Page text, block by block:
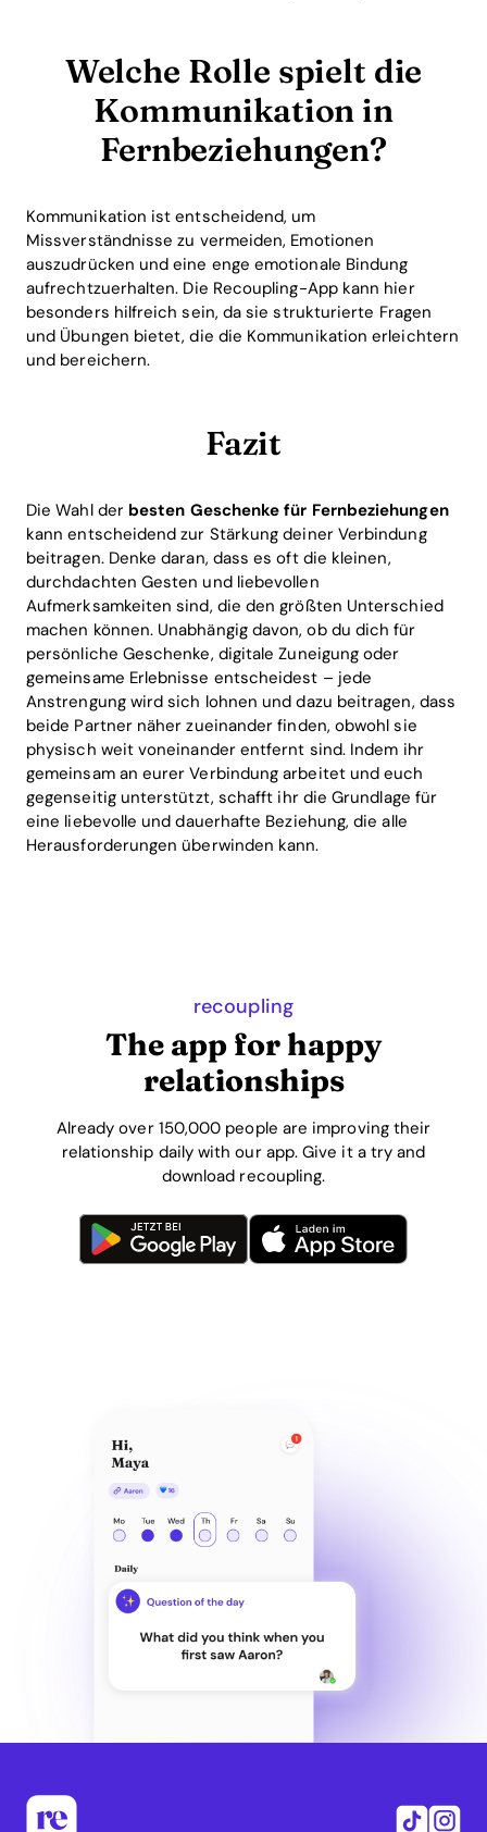
Welche Rolle spielt die
Kommunikation in
Fernbeziehungen?
Kommunikation ist entscheidend, um
Missverständnisse zu vermeiden, Emotionen
auszudrücken und eine enge emotionale Bindung
aufrechtzuerhalten. Die Recoupling-App kann hier
besonders hilfreich sein, da sie strukturierte Fragen
und Übungen bietet, die die Kommunikation erleichtern
und bereichern.
Fazit
Die Wahl der besten Geschenke für Fernbeziehungen
kann entscheidend zur Stärkung deiner Verbindung
beitragen. Denke daran, dass es oft die kleinen,
durchdachten Gesten und liebevollen
Aufmerksamkeiten sind, die den größten Unterschied
machen können. Unabhängig davon, ob du dich für
persönliche Geschenke, digitale Zuneigung oder
gemeinsame Erlebnisse entscheidest – jede
Anstrengung wird sich lohnen und dazu beitragen, dass
beide Partner näher zueinander finden, obwohl sie
physisch weit voneinander entfernt sind. Indem ihr
gemeinsam an eurer Verbindung arbeitet und euch
gegenseitig unterstützt, schafft ihr die Grundlage für
eine liebevolle und dauerhafte Beziehung, die alle
Herausforderungen überwinden kann.
recoupling
The app for happy
relationships
Already over 150,000 people are improving their
relationship daily with our app. Give it a try and
download recoupling.